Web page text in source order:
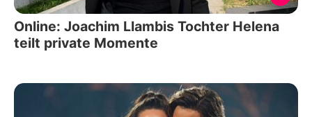
Online: Joachim Llambis Tochter Helena
teilt private Momente